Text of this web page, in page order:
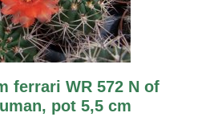
ferrari WR 572 N of
pot 5,5 cm